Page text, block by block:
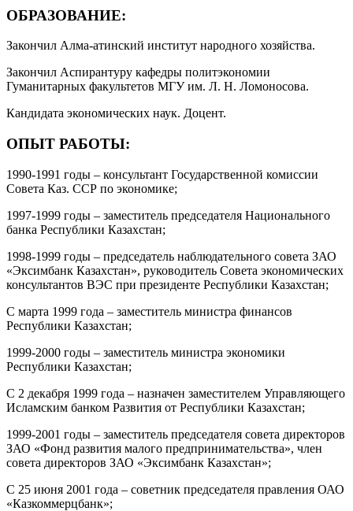
ОБРАЗОВАНИЕ:
Закончил Алма-атинский институт народного хозяйства.
Закончил Аспирантуру кафедры политэкономии
Гуманитарных факультетов МГУ им. Л. Н. Ломоносова.
Кандидата экономических наук. Доцент.
ОПЫТ РАБОТЫ:
1990-1991 годы – консультант Государственной комиссии
Совета Каз. ССР по экономике;
1997-1999 годы – заместитель председателя Национального
банка Республики Казахстан;
1998-1999 годы – председатель наблюдательного совета ЗАО
«Эксимбанк Казахстан», руководитель Совета экономических
консультантов ВЭС при президенте Республики Казахстан;
С марта 1999 года – заместитель министра финансов
Республики Казахстан;
1999-2000 годы – заместитель министра экономики
Республики Казахстан;
С 2 декабря 1999 года – назначен заместителем Управляющего
Исламским банком Развития от Республики Казахстан;
1999-2001 годы – заместитель председателя совета директоров
ЗАО «Фонд развития малого предпринимательства», член
совета директоров ЗАО «Эксимбанк Казахстан»;
С 25 июня 2001 года – советник председателя правления ОАО
«Казкоммерцбанк»;